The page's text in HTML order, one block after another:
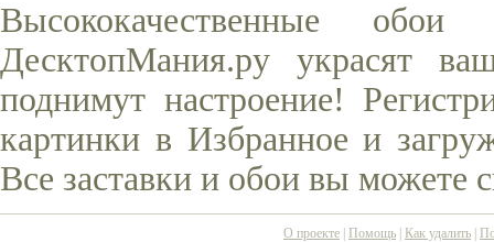
Высококачественные
ДесктопМания.ру украсят
поднимут настроение!
картинки в Избранное и
Все заставки и обои вы можете
О проекте Помощь Как удалить